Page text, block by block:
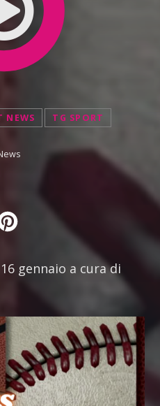
NEWS TG SPORT
Pinterest
gennaio a cura di